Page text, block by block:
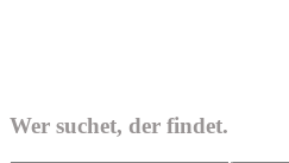
Wer suchet, der findet.